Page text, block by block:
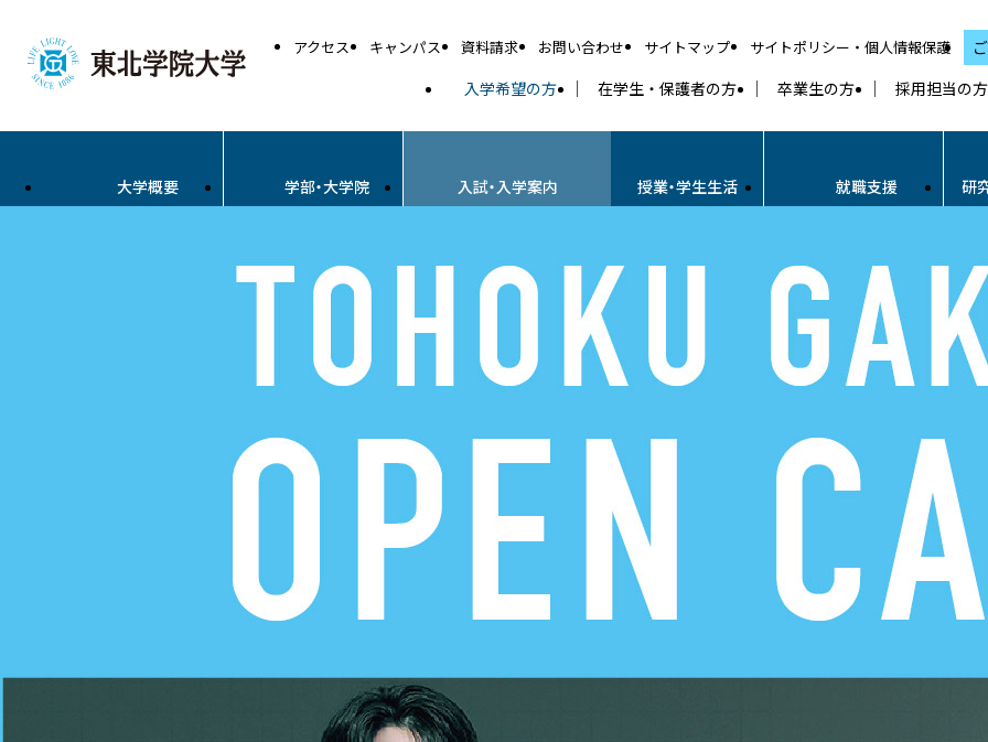
アクセス キャンパス 資料請求 お問い合わせ サイトマップ サイトポリシー・個人情報保護
入学希望の方
在学生・保護者の方 卒業生の方 採用担当の方
大学概要 学部・大学院 入試・入学案内 授業・学生生活 就職支援 研